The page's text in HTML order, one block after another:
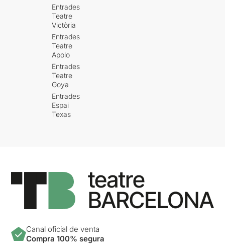
Entrades
Teatre
Victòria
Entrades
Teatre
Apolo
Entrades
Teatre
Goya
Entrades
Espai
Texas
Canal oficial de venta
Compra 100% segura